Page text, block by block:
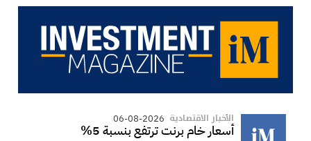
الأخبار الاقتصادية 06-08-2026
أسعار خام برنت ترتفع بنسبة 5%